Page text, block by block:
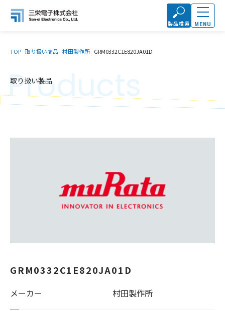
製品検索 MENU
TOP-取り扱い商品-村田製作所-GRM0332C1E820JA01D
取り扱い製品
Products
GRM0332C1E820JA01D
メーカー 村田製作所